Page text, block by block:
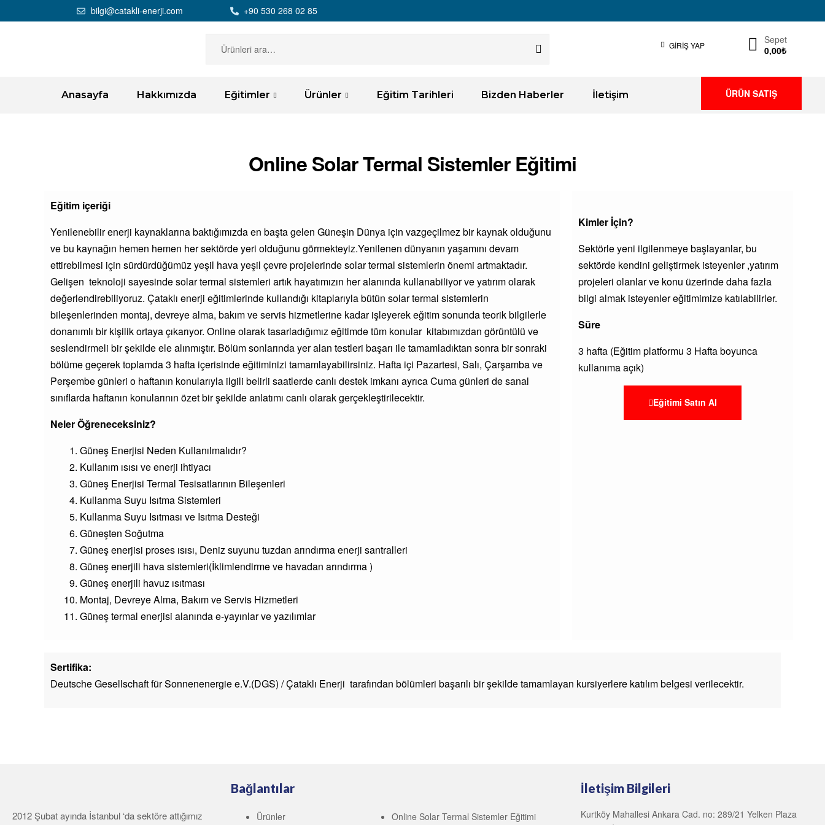
bilgi@catakli-enerji.com +90 530 268 02 85
GIRIŞ YAP
Sepet
0,00₺
Anasayfa Hakkımızda Eğitimler Ürünler Eğitim Tarihleri Bizden Haberler İletişim ÜRÜN SATIŞ
Online Solar Termal Sistemler Eğitimi
Eğitim içeriği
Yenilenebilir enerji kaynaklarına baktığımızda en başta gelen Güneşin Dünya için vazgeçilmez bir kaynak olduğunu
ve bu kaynağın hemen hemen her sektörde yeri olduğunu görmekteyiz.Yenilenen dünyanın yaşamını devam
ettirebilmesi için sürdürdüğümüz yeşil hava yeşil çevre projelerinde solar termal sistemlerin önemi artmaktadır.
Gelişen teknoloji sayesinde solar termal sistemleri artık hayatımızın her alanında kullanabiliyor ve yatırım olarak
değerlendirebiliyoruz. Çataklı enerji eğitimlerinde kullandığı kitaplarıyla bütün solar termal sistemlerin
bileşenlerinden montaj, devreye alma, bakım ve servis hizmetlerine kadar işleyerek eğitim sonunda teorik bilgilerle
donanımlı bir kişilik ortaya çıkarıyor. Online olarak tasarladığımız eğitimde tüm konular kitabımızdan görüntülü ve
seslendirmeli bir şekilde ele alınmıştır. Bölüm sonlarında yer alan testleri başarı ile tamamladıktan sonra bir sonraki
bölüme geçerek toplamda 3 hafta içerisinde eğitiminizi tamamlayabilirsiniz. Hafta içi Pazartesi, Salı, Çarşamba ve
Perşembe günleri o haftanın konularıyla ilgili belirli saatlerde canlı destek imkanı ayrıca Cuma günleri de sanal
sınıflarda haftanın konularının özet bir şekilde anlatımı canlı olarak gerçekleştirilecektir.
Neler Öğreneceksiniz?
Güneş Enerjisi Neden Kullanılmalıdır?
Kullanım ısısı ve enerji ihtiyacı
Güneş Enerjisi Termal Tesisatlarının Bileşenleri
Kullanma Suyu Isıtma Sistemleri
Kullanma Suyu Isıtması ve Isıtma Desteği
Güneşten Soğutma
Güneş enerjisi proses ısısı, Deniz suyunu tuzdan arındırma enerji santralleri
Güneş enerjili hava sistemleri(İklimlendirme ve havadan arındırma )
Güneş enerjili havuz ısıtması
Montaj, Devreye Alma, Bakım ve Servis Hizmetleri
Güneş termal enerjisi alanında e-yayınlar ve yazılımlar
Kimler İçin?
Sektörle yeni ilgilenmeye başlayanlar, bu
sektörde kendini geliştirmek isteyenler ,yatırım
projeleri olanlar ve konu üzerinde daha fazla
bilgi almak isteyenler eğitimimize katılabilirler.
Süre
3 hafta (Eğitim platformu 3 Hafta boyunca
kullanıma açık)
Eğitimi Satın Al
Sertifika:
Deutsche Gesellschaft für Sonnenenergie e.V.(DGS) / Çataklı Enerji tarafından bölümleri başarılı bir şekilde tamamlayan kursiyerlere katılım belgesi verilecektir.
2012 Şubat ayında İstanbul ‘da sektöre attığımız
Bağlantılar
Ürünler Online Solar Termal Sistemler Eğitimi
İletişim Bilgileri
Kurtköy Mahallesi Ankara Cad. no: 289/21 Yelken Plaza